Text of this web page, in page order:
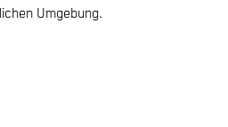
Umgebung.